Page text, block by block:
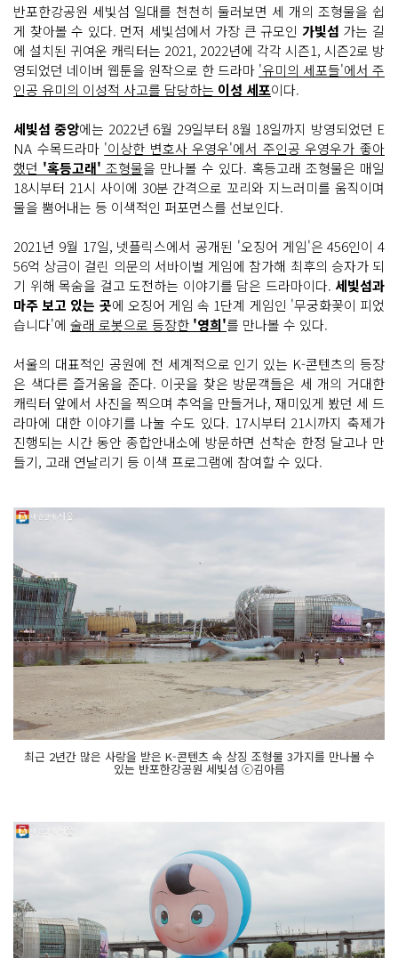
반포한강공원 세빛섬 일대를 천천히 둘러보면 세 개의 조형물을 쉽
게 찾아볼 수 있다. 먼저 세빛섬에서 가장 큰 규모인 가빛섬 가는 길
에 설치된 귀여운 캐릭터는 2021, 2022년에 각각 시즌1, 시즌2로 방
영되었던 네이버 웹툰을 원작으로 한 드라마 '유미의 세포들'에서 주
인공 유미의 이성적 사고를 담당하는 이성 세포이다.
세빛섬 중앙에는 2022년 6월 29일부터 8월 18일까지 방영되었던 E
NA 수목드라마 '이상한 변호사 우영우'에서 주인공 우영우가 좋아
했던 '혹등고래' 조형물을 만나볼 수 있다. 혹등고래 조형물은 매일
18시부터 21시 사이에 30분 간격으로 꼬리와 지느러미를 움직이며
물을 뿜어내는 등 이색적인 퍼포먼스를 선보인다.
2021년 9월 17일, 넷플릭스에서 공개된 '오징어 게임'은 456인이 4
56억 상금이 걸린 의문의 서바이벌 게임에 참가해 최후의 승자가 되
기 위해 목숨을 걸고 도전하는 이야기를 담은 드라마이다. 세빛섬과
마주 보고 있는 곳에 오징어 게임 속 1단계 게임인 '무궁화꽃이 피었
습니다'에 술래 로봇으로 등장한 '영희'를 만나볼 수 있다.
서울의 대표적인 공원에 전 세계적으로 인기 있는 K-콘텐츠의 등장
은 색다른 즐거움을 준다. 이곳을 찾은 방문객들은 세 개의 거대한
캐릭터 앞에서 사진을 찍으며 추억을 만들거나, 재미있게 봤던 세 드
라마에 대한 이야기를 나눌 수도 있다. 17시부터 21시까지 축제가
진행되는 시간 동안 종합안내소에 방문하면 선착순 한정 달고나 만
들기, 고래 연날리기 등 이색 프로그램에 참여할 수 있다.
최근 2년간 많은 사랑을 받은 K-콘텐츠 속 상징 조형물 3가지를 만나볼 수
있는 반포한강공원 세빛섬 ⓒ김아름